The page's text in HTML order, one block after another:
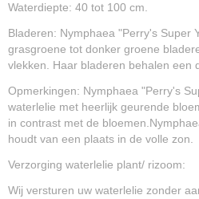
Waterdiepte: 40 tot 100 cm.
Bladeren: Nymphaea "Perry's Super
grasgroene tot donker groene
vlekken. Haar bladeren behalen een
Opmerkingen: Nymphaea "Perry's
waterlelie met heerlijk geurende
in contrast met de
houdt van een plaats in de volle zon.
Verzorging waterlelie plant/ rizoom:
Wij versturen uw waterlelie zonder